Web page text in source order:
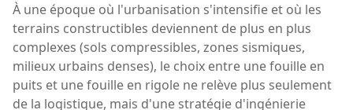
À une époque où l'urbanisation s'intensifie et où les
terrains constructibles deviennent de plus en plus
complexes (sols compressibles, zones sismiques,
milieux urbains denses), le choix entre une fouille en
puits et une fouille en rigole ne relève plus seulement
de la logistique, mais d'une stratégie d'ingénierie